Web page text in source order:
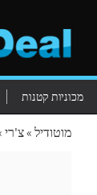
מכוניות קטנות
מוטודיל»צ'רי